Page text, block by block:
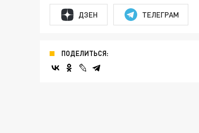
ДЗЕН ТЕЛЕГРАМ
ПОДЕЛИТЬСЯ: